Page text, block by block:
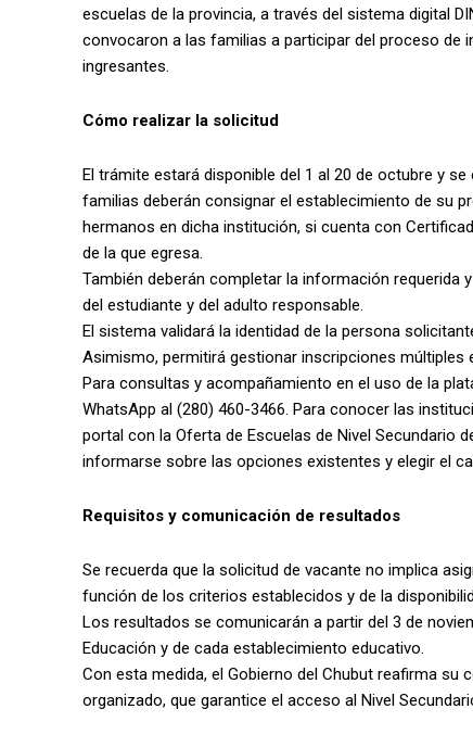
escuelas de la provincia, a través del sistema digital
convocaron a las familias a participar del proceso de
ingresantes.
Cómo realizar la solicitud
El trámite estará disponible del 1 al 20 de octubre y
familias deberán consignar el establecimiento de su
hermanos en dicha institución, si cuenta con
de la que egresa.
También deberán completar la información
del estudiante y del adulto responsable.
El sistema validará la identidad de la persona
Asimismo, permitirá gestionar inscripciones
Para consultas y acompañamiento en el uso de la
WhatsApp al (280) 460-3466. Para conocer las
portal con la Oferta de Escuelas de Nivel Secundario
informarse sobre las opciones existentes y elegir el
Requisitos y comunicación de resultados
Se recuerda que la solicitud de vacante no implica
función de los criterios establecidos y de la
Los resultados se comunicarán a partir del 3 de
Educación y de cada establecimiento educativo.
Con esta medida, el Gobierno del Chubut reafirma
organizado, que garantice el acceso al Nivel